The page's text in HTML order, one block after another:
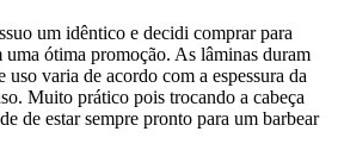
um idêntico e decidi comprar para
uma ótima promoção. As lâminas duram
uso varia de acordo com a espessura da
Muito prático pois trocando a cabeça
de estar sempre pronto para um barbear